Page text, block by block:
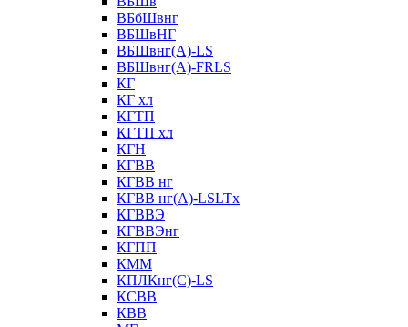
ВБбШвнг
ВБШвНГ
ВБШвнг(А)-LS
ВБШвнг(А)-FRLS
КГ
КГ хл
КГТП
КГТП хл
КГН
КГВВ
КГВВ нг
КГВВ нг(А)-LSLTx
КГВВЭ
КГВВЭнг
КГПП
КММ
КПЛКнг(C)-LS
КСВВ
КВВ